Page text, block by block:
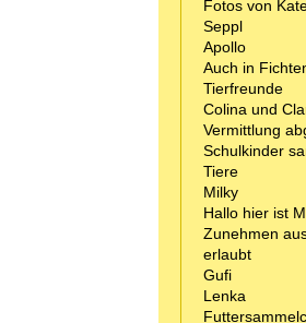
Fotos von
Seppl
Apollo
Auch in
Tierfreunde
Colina und
Vermittlung
Schulkinder
Tiere
Milky
Hallo hier ist
Zunehmen
erlaubt
Gufi
Lenka